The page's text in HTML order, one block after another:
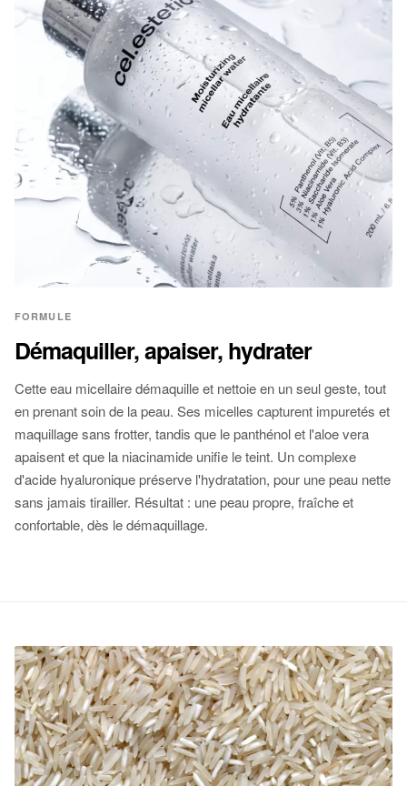
FORMULE
Démaquiller, apaiser, hydrater
Cette eau micellaire démaquille et nettoie en un seul geste, tout
en prenant soin de la peau. Ses micelles capturent impuretés et
maquillage sans frotter, tandis que le panthénol et l'aloe vera
apaisent et que la niacinamide unifie le teint. Un complexe
d'acide hyaluronique préserve l'hydratation, pour une peau nette
sans jamais tirailler. Résultat : une peau propre, fraîche et
confortable, dès le démaquillage.